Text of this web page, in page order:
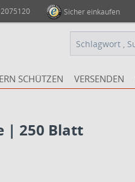
Sicher einkaufen
SCHÜTZEN VERSENDEN
| 250 Blatt